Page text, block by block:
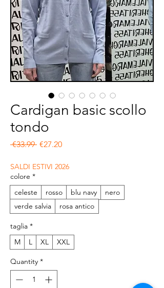
Cardigan basic scollo
tondo
€33.99 Regular Price
€27.20Sale Price
SALDI ESTIVI 2026
colore *
celeste
rosso blu navy
nero
verde salvia
rosa antico
taglia *
M
L XL XXL
Quantity *